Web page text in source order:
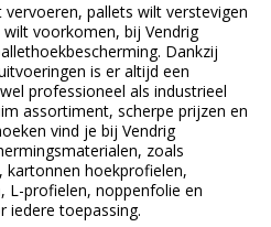
pallets wilt verstevigen
voorkomen, bij Vendrig
Dankzij
is er altijd een
professioneel als industrieel
assortiment, scherpe prijzen en
vind je bij Vendrig
zoals
hoekprofielen,
L-profielen, noppenfolie en
iedere toepassing.